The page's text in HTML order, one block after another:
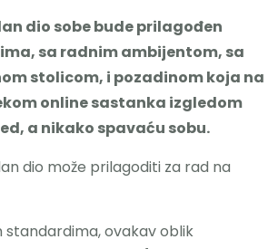
dio sobe bude prilagođen
sa radnim ambijentom, sa
stolicom, i pozadinom koja na
online sastanka izgledom
a nikako spavaću sobu.
dio može prilagoditi za rad na
standardima, ovakav oblik